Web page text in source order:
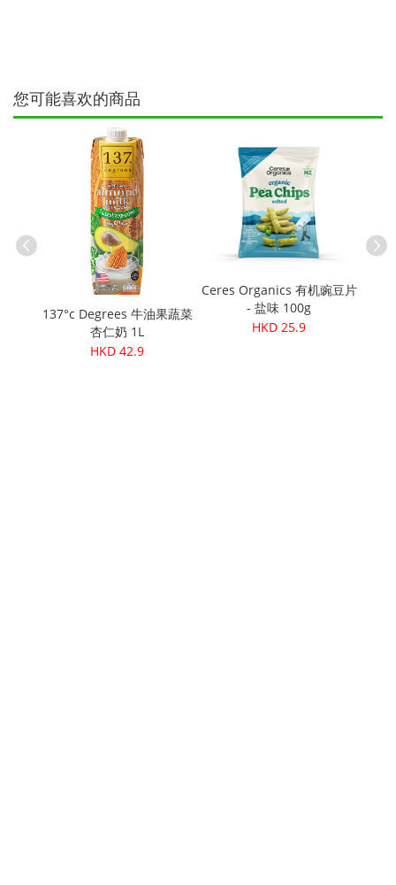
您可能喜欢的商品
137°c Degrees 牛油果蔬菜
杏仁奶 1L
HKD 42.9
Ceres Organics 有机豌豆片
- 盐味 100g
HKD 25.9